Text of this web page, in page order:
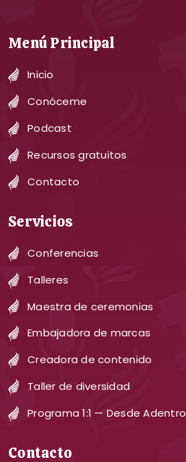
Menú Principal
Inicio
Conóceme
Podcast
Recursos gratuitos
Contacto
Servicios
Conferencias
Talleres
Maestra de ceremonias
Embajadora de marcas
Creadora de contenido
Taller de diversidad
Programa 1:1 — Desde Adentro
Contacto